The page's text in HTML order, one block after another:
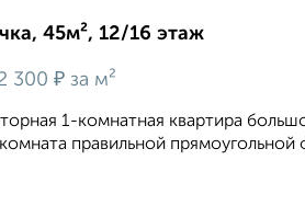
45м², 12/16 этаж
300 ₽ за м²
1-комнатная квартира
правильной